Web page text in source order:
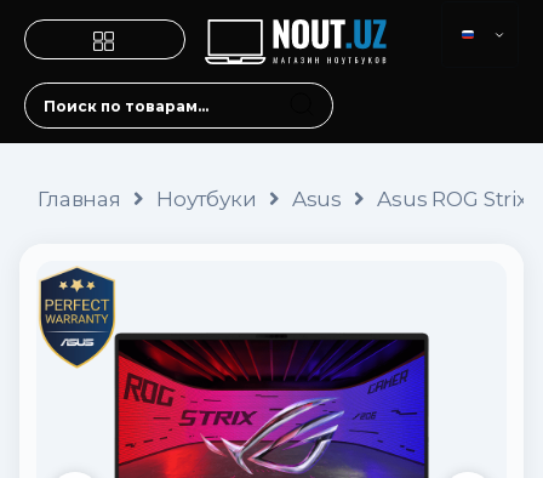
Главная Ноутбуки Asus Asus ROG Strix